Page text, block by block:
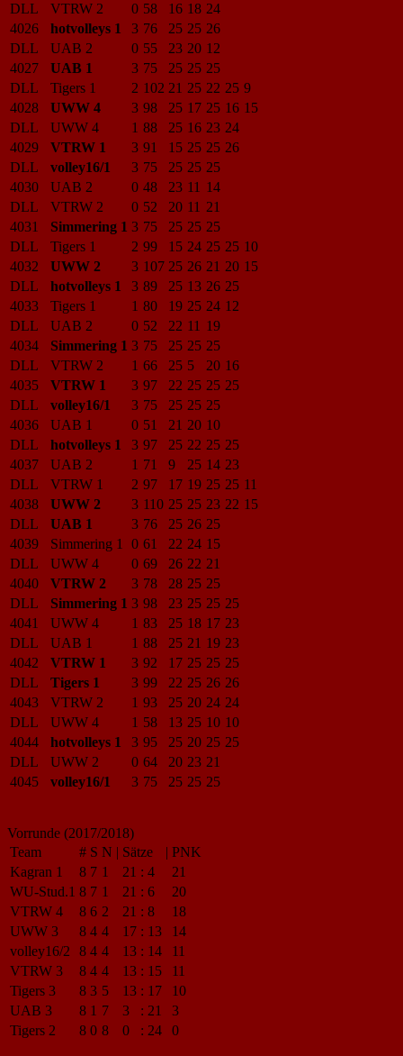
DLL
VTRW 2 0 58 16 18 24
4026
hotvolleys 1 3 76 25 25 26
DLL
UAB 2 0 55 23 20 12
4027
UAB 1 3 75 25 25 25
DLL
Tigers 1 2 102 21 25 22 25 9
4028
UWW 4 3 98 25 17 25 16 15
DLL
UWW 4 1 88 25 16 23 24
4029
VTRW 1 3 91 15 25 25 26
DLL
volley16/1 3 75 25 25 25
4030
UAB 2 0 48 23 11 14
DLL
VTRW 2 0 52 20 11 21
4031
Simmering 1 3 75 25 25 25
DLL
Tigers 1 2 99 15 24 25 25 10
4032
UWW 2 3 107 25 26 21 20 15
DLL
hotvolleys 1 3 89 25 13 26 25
4033
Tigers 1 1 80 19 25 24 12
DLL
UAB 2 0 52 22 11 19
4034
Simmering 1 3 75 25 25 25
DLL
VTRW 2 1 66 25 5 20 16
4035
VTRW 1 3 97 22 25 25 25
DLL
volley16/1 3 75 25 25 25
4036
UAB 1 0 51 21 20 10
DLL
hotvolleys 1 3 97 25 22 25 25
4037
UAB 2 1 71 9 25 14 23
DLL
VTRW 1 2 97 17 19 25 25 11
4038
UWW 2 3 110 25 25 23 22 15
DLL
UAB 1 3 76 25 26 25
4039
Simmering 1 0 61 22 24 15
DLL
UWW 4 0 69 26 22 21
4040
VTRW 2 3 78 28 25 25
DLL
Simmering 1 3 98 23 25 25 25
4041
UWW 4 1 83 25 18 17 23
DLL
UAB 1 1 88 25 21 19 23
4042
VTRW 1 3 92 17 25 25 25
DLL
Tigers 1 3 99 22 25 26 26
4043
VTRW 2 1 93 25 20 24 24
DLL
UWW 4 1 58 13 25 10 10
4044
hotvolleys 1 3 95 25 20 25 25
DLL
UWW 2 0 64 20 23 21
4045
volley16/1 3 75 25 25 25
Vorrunde (2017/2018)
Team
# S N | Sätze | PNK
Kagran 1
8 7 1 21 : 4
21
WU-Stud.1 8 7 1 21 : 6
20
VTRW 4
8 6 2 21 : 8
18
UWW 3
8 4 4 17 : 13
14
volley16/2
8 4 4 13 : 14
11
VTRW 3
8 4 4 13 : 15
11
Tigers 3
8 3 5 13 : 17
10
UAB 3
8 1 7 3 : 21
3
Tigers 2
8 0 8 0 : 24 0